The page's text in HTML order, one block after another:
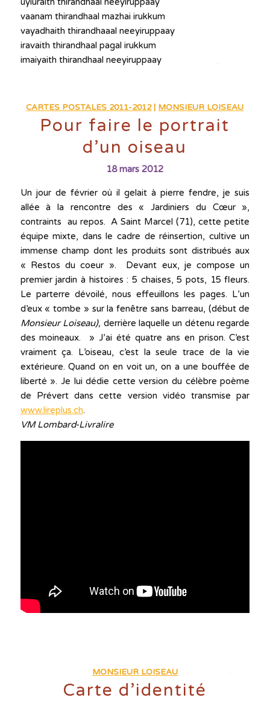
vaanam thirandhaal mazhai irukkum
vayadhaith thirandhaaal neeyiruppaay
iravaith thirandhaal pagal irukkum
imaiyaith thirandhaal neeyiruppaay
CARTES POSTALES 2011-2012| MONSIEUR LOISEAU
Pour faire le portrait
d’un oiseau
18 mars 2012
Un jour de février où il gelait à pierre fendre, je suis
allée à la rencontre des « Jardiniers du Cœur »,
contraints au repos. A Saint Marcel (71), cette petite
équipe mixte, dans le cadre de réinsertion, cultive un
immense champ dont les produits sont distribués aux
« Restos du coeur ». Devant eux, je compose un
premier jardin à histoires : 5 chaises, 5 pots, 15 fleurs.
Le parterre dévoilé, nous effeuillons les pages. L’un
d’eux « tombe » sur la fenêtre sans barreau, (début de
Monsieur Loiseau), derrière laquelle un détenu regarde
des moineaux. » J’ai été quatre ans en prison. C’est
vraiment ça. L’oiseau, c’est la seule trace de la vie
extérieure. Quand on en voit un, on a une bouffée de
liberté ». Je lui dédie cette version du célèbre poème
de Prévert dans cette version vidéo transmise par
www.lireplus.ch.
VM Lombard-Livralire
MONSIEUR LOISEAU
Carte d’identité